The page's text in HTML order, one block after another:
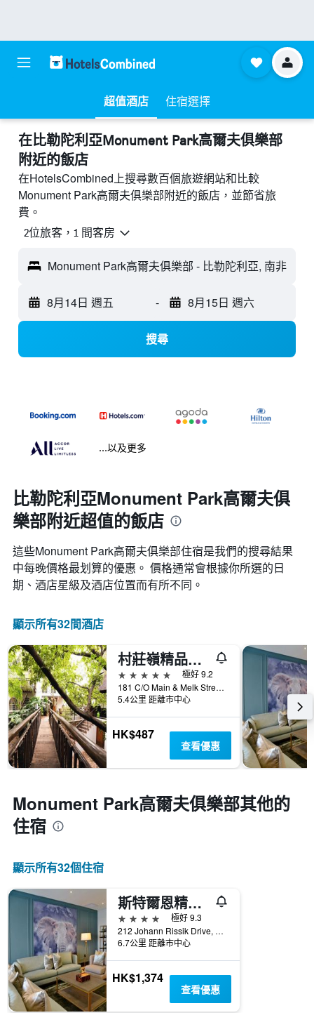
超值酒店 住宿選擇
​在比勒陀利亞Monument Park高爾夫俱樂部
附近​的飯店
在HotelsCombined上搜尋數百個旅遊網站和比較
Monument Park高爾夫俱樂部附近的飯店，並節省旅
費。
2位旅客，1 間客房
Monument Park高爾夫俱樂部 - 比勒陀利亞, 南非
8月14日 週五 - 8月15日 週六
搜尋
...以及更多
比勒陀利亞Monument Park高爾夫俱
樂部附近超值的飯店
這些Monument Park高爾夫俱樂部​住宿是我們的搜尋結果
中每晚價格最划算的優惠。 價格通常會根據你所選的日
期、酒店星級及酒店位置而有所不同。
顯示所有32間酒店
村莊嶺精品飯店
5星級
極好 9.2
181 C/O Main & Melk Streets, Nieuw Muckleneuk Pretoria, 比勒陀利亞, 豪登省, 南非
5.4公里 距離市中心
HK$487
查看優惠
Monument Park高爾夫俱樂部​其他的
住宿
顯示所有32​個住宿
斯特爾恩精品別墅暨健康溫泉酒店 - 普雷托瑞亞
4星級
極好 9.3
212 Johann Rissik Drive, 比勒陀利亞, 豪登省, 南非
6.7公里 距離市中心
HK$1,374
查看優惠